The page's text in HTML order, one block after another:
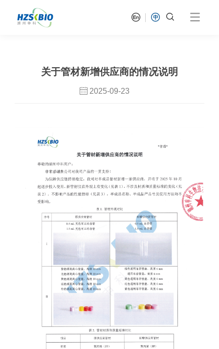
关于管材新增供应商的情况说明
2025-09-23